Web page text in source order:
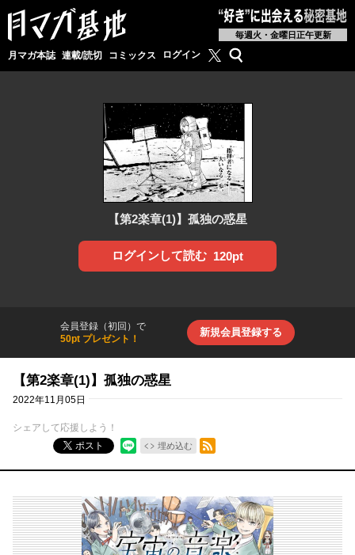
毎週火・金曜日正午更新
月マガ本誌 連載/読切 コミックス ログイン 月マガ基地公式X
検索
【第2楽章(1)】孤独の惑星
ログインして読む 120pt
会員登録（初回）で
50pt プレゼント！
新規会員登録する
【第2楽章(1)】孤独の惑星
2022年11月05日
シェアして応援しよう！
ポスト
埋め込む
RSSフィード